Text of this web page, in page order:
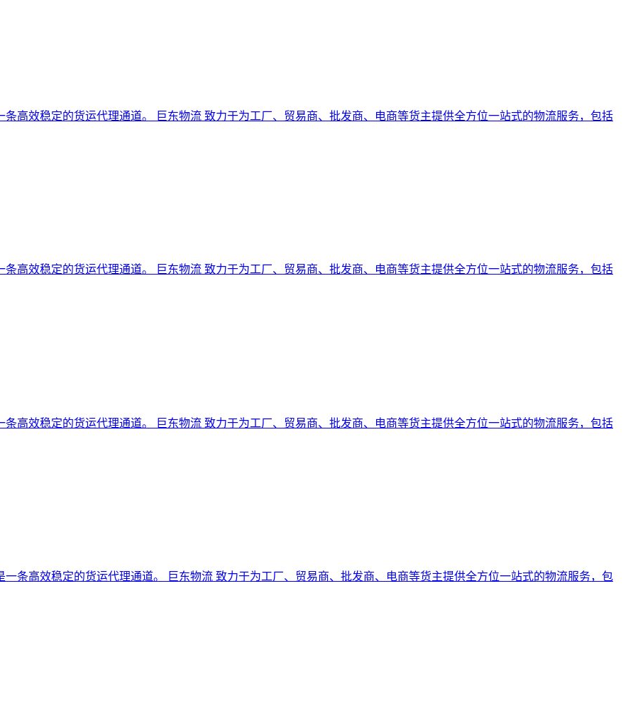
高效稳定的货运代理通道。 巨东物流 致力于为工厂、贸易商、批发商、电商等货主提供全方位一站式的物流服务，包括
高效稳定的货运代理通道。 巨东物流 致力于为工厂、贸易商、批发商、电商等货主提供全方位一站式的物流服务，包括
高效稳定的货运代理通道。 巨东物流 致力于为工厂、贸易商、批发商、电商等货主提供全方位一站式的物流服务，包括
条高效稳定的货运代理通道。 巨东物流 致力于为工厂、贸易商、批发商、电商等货主提供全方位一站式的物流服务，包